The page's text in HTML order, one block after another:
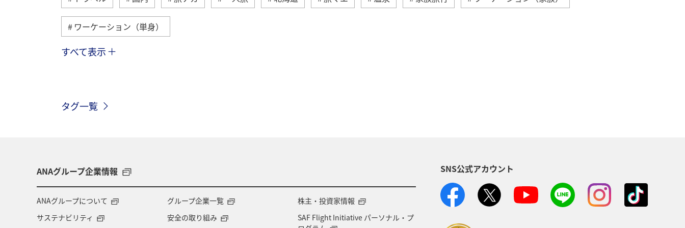
ワーケーション（単身）
九州地方
アユ
すべて表示
タグ一覧
ANAグループ企業情報
ANAグループについて グループ企業一覧
株主・投資家情報
サステナビリティ
安全の取り組み
SAF Flight Initiative パーソナル・プ
SNS公式アカウント